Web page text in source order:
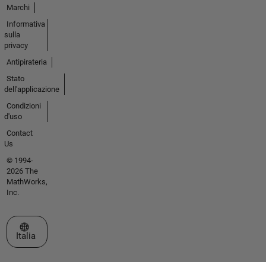
Marchi
Informativa
sulla
privacy
Antipirateria
Stato
dell'applicazione
Condizioni
d'uso
Contact
Us
© 1994-
2026 The
MathWorks,
Inc.
Seleziona un sito web
Italia